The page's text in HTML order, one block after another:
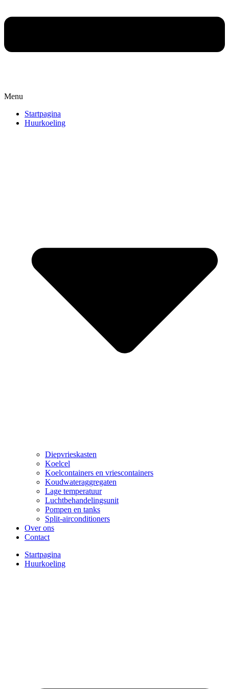
Menu
Startpagina
Huurkoeling
Diepvrieskasten
Koelcel
Koelcontainers en vriescontainers
Koudwateraggregaten
Lage temperatuur
Luchtbehandelingsunit
Pompen en tanks
Split-airconditioners
Over ons
Contact
Startpagina
Huurkoeling